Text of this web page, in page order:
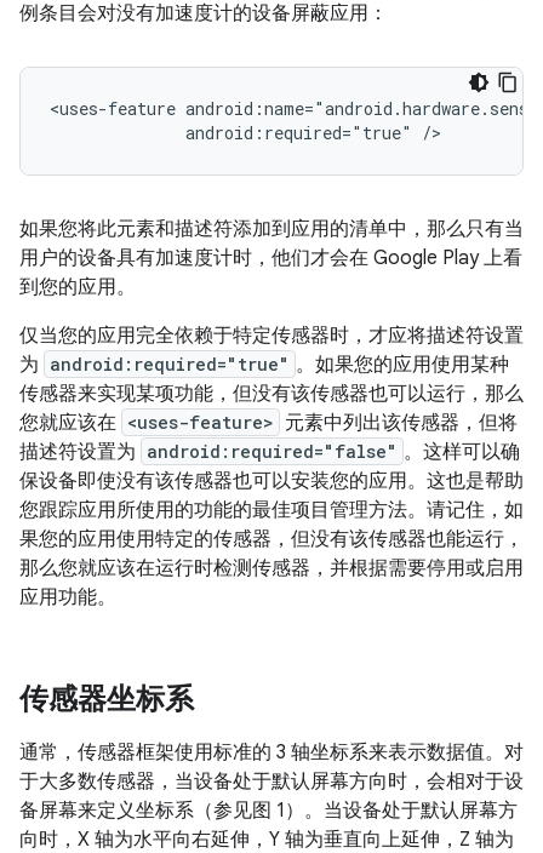
例条目会对没有加速度计的设备屏蔽应用：
<uses-feature
android:required="true"
/>
如果您将此元素和描述符添加到应用的清单中，那么只有当
用户的设备具有加速度计时，他们才会在 Google Play 上看
到您的应用。
仅当您的应用完全依赖于特定传感器时，才应将描述符设置
为 android:required="true" 。如果您的应用使用某种
传感器来实现某项功能，但没有该传感器也可以运行，那么
您就应该在 <uses-feature> 元素中列出该传感器，但将
描述符设置为 android:required="false" 。这样可以确
保设备即使没有该传感器也可以安装您的应用。这也是帮助
您跟踪应用所使用的功能的最佳项目管理方法。请记住，如
果您的应用使用特定的传感器，但没有该传感器也能运行，
那么您就应该在运行时检测传感器，并根据需要停用或启用
应用功能。
传感器坐标系
通常，传感器框架使用标准的 3 轴坐标系来表示数据值。对
于大多数传感器，当设备处于默认屏幕方向时，会相对于设
备屏幕来定义坐标系（参见图 1）。当设备处于默认屏幕方
向时，X 轴为水平向右延伸，Y 轴为垂直向上延伸，Z 轴为